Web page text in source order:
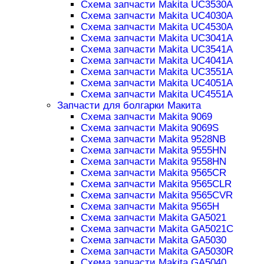
Схема запчасти Makita UC3530A
Схема запчасти Makita UC4030A
Схема запчасти Makita UC4530A
Схема запчасти Makita UC3041A
Схема запчасти Makita UC3541A
Схема запчасти Makita UC4041A
Схема запчасти Makita UC3551A
Схема запчасти Makita UC4051A
Схема запчасти Makita UC4551A
Запчасти для болгарки Макита
Схема запчасти Makita 9069
Схема запчасти Makita 9069S
Схема запчасти Makita 9528NB
Схема запчасти Makita 9555HN
Схема запчасти Makita 9558HN
Схема запчасти Makita 9565CR
Схема запчасти Makita 9565CLR
Схема запчасти Makita 9565CVR
Схема запчасти Makita 9565H
Схема запчасти Makita GA5021
Схема запчасти Makita GA5021C
Схема запчасти Makita GA5030
Схема запчасти Makita GA5030R